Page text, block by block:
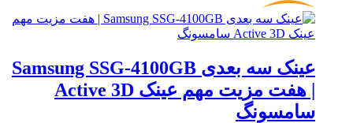
عینک سه بعدی Samsung SSG-4100GB
| هفت مزیت مهم عینک Active 3D
سامسونگ